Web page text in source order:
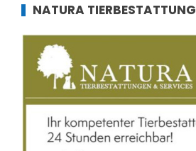
NATURA TIERBESTATTUNG